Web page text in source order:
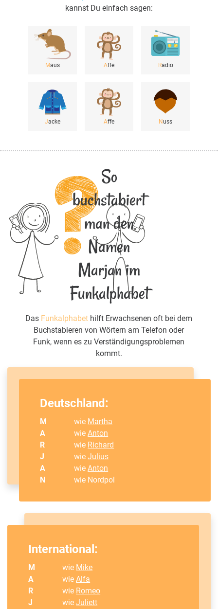
kannst Du einfach sagen:
Maus Affe Radio
Jacke Affe Nuss
So
buchstabiert
man den
Namen
Marjan im
Funkalphabet
Das Funkalphabet hilft Erwachsenen oft bei dem
Buchstabieren von Wörtern am Telefon oder
Funk, wenn es zu Verständigungsproblemen
kommt.
Deutschland:
M wie Martha
A
wieAnton
R
wie Richard
J
wieJulius
A
wieAnton
N
wie Nordpol
International:
M wie Mike
A
wieAlfa
R
wie Romeo
J
wieJuliett